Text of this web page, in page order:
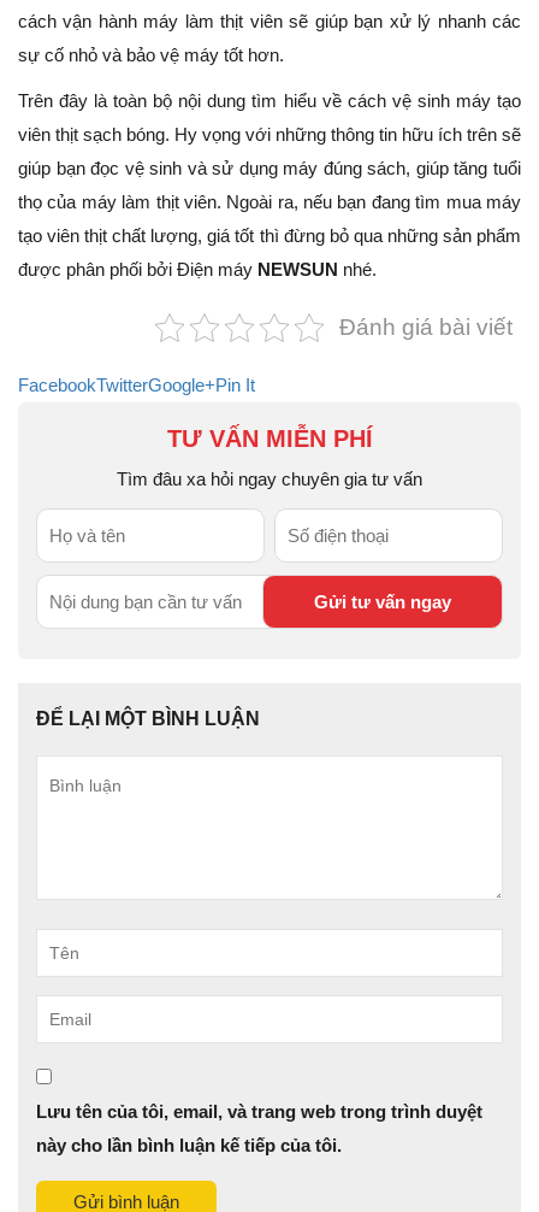
cách vận hành máy làm thịt viên sẽ giúp bạn xử lý nhanh các
sự cố nhỏ và bảo vệ máy tốt hơn.
Trên đây là toàn bộ nội dung tìm hiểu về cách vệ sinh máy tạo
viên thịt sạch bóng. Hy vọng với những thông tin hữu ích trên sẽ
giúp bạn đọc vệ sinh và sử dụng máy đúng sách, giúp tăng tuổi
thọ của máy làm thịt viên. Ngoài ra, nếu bạn đang tìm mua máy
tạo viên thịt chất lượng, giá tốt thì đừng bỏ qua những sản phẩm
được phân phối bởi Điện máy NEWSUN nhé.
Đánh giá bài viết
FacebookTwitterGoogle+Pin It
TƯ VẤN MIỄN PHÍ
Tìm đâu xa hỏi ngay chuyên gia tư vấn
ĐỂ LẠI MỘT BÌNH LUẬN
Tên
Email
Lưu tên của tôi, email, và trang web trong trình duyệt
này cho lần bình luận kế tiếp của tôi.
Gửi bình luận